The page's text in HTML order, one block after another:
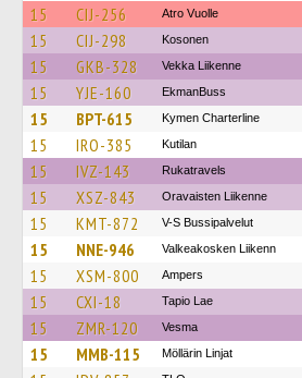
15 CIJ-256 Atro Vuolle
15 CIJ-298 Kosonen
15 GKB-328 Vekka Liikenne
15 YJE-160 EkmanBuss
15 BPT-615 Kymen Charterline
15 IRO-385 Kutilan
15 IVZ-143 Rukatravels
15 XSZ-843 Oravaisten Liikenne
15 KMT-872 V-S Bussipalvelut
15 NNE-946 Valkeakosken Liikenn
15 XSM-800 Ampers
15 CXI-18 Tapio Lae
15 ZMR-120 Vesma
15 MMB-115 Möllärin Linjat